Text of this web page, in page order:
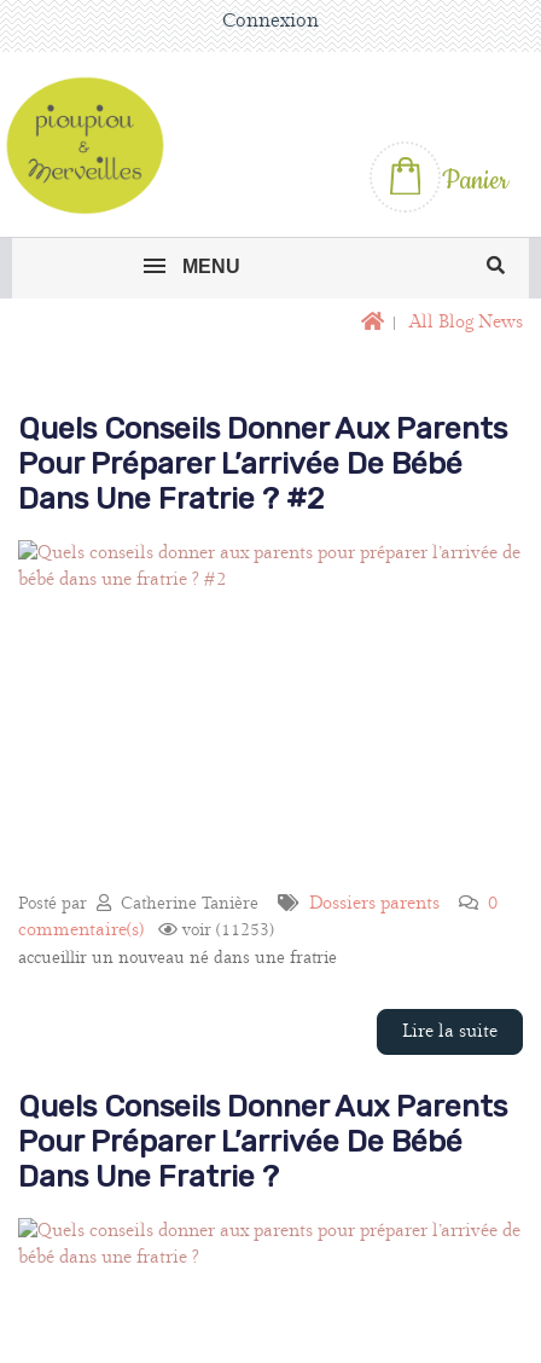
Connexion
Panier
MENU
All Blog News
Quels Conseils Donner Aux Parents
Pour Préparer L’arrivée De Bébé
Dans Une Fratrie ? #2
Posté par Catherine Tanière Dossiers parents
0
commentaire(s)
voir (11253)
accueillir un nouveau né dans une fratrie
Lire la suite
Quels Conseils Donner Aux Parents
Pour Préparer L’arrivée De Bébé
Dans Une Fratrie ?